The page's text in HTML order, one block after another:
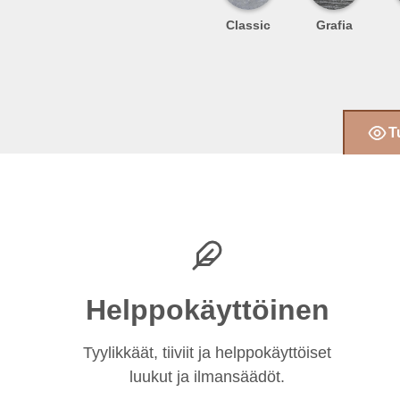
Classic Grafia
Helppokäyttöinen
Tyylikkäät, tiiviit ja helppokäyttöiset
luukut ja ilmansäädöt.